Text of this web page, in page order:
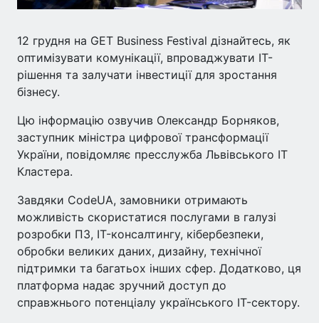
12 грудня на GET Business Festival дізнайтесь, як
оптимізувати комунікації, впроваджувати ІТ-
рішення та залучати інвестиції для зростання
бізнесу.
Цю інформацію озвучив Олександр Борняков,
заступник міністра цифрової трансформації
України, повідомляє пресслужба Львівського ІТ
Кластера.
Завдяки CodeUA, замовники отримають
можливість скористатися послугами в галузі
розробки ПЗ, IT-консалтингу, кібербезпеки,
обробки великих даних, дизайну, технічної
підтримки та багатьох інших сфер. Додатково, ця
платформа надає зручний доступ до
справжнього потенціалу українського IT-сектору.